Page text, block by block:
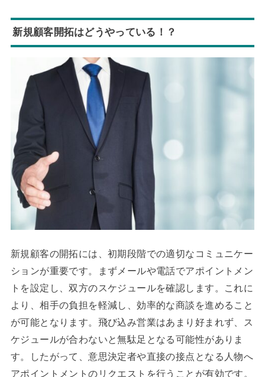
新規顧客開拓はどうやっている！？
新規顧客の開拓には、初期段階での適切なコミュニケー
ションが重要です。まずメールや電話でアポイントメン
トを設定し、双方のスケジュールを確認します。これに
より、相手の負担を軽減し、効率的な商談を進めること
が可能となります。飛び込み営業はあまり好まれず、ス
ケジュールが合わないと無駄足となる可能性がありま
す。したがって、意思決定者や直接の接点となる人物へ
アポイントメントのリクエストを行うことが有効です。